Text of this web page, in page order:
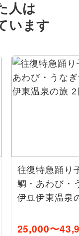
人は
います
往復特急踊り
鯛・あわび・
伊豆伊東温泉
25,000〜